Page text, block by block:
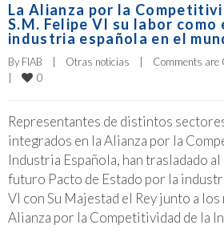
La Alianza por la
S.M. Felipe VI su labor como
industria española en el
By FIAB Otras noticias Comments are
0
Representantes de distintos
integrados en la Alianza por la
Industria Española, han trasladado al
futuro Pacto de Estado por la
VI con Su Majestad el Rey junto a
Alianza por la Competitividad de la